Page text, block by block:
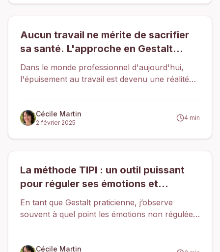
Aucun travail ne mérite de sacrifier
sa santé. L'approche en Gestalt
thérapie pour comprendre et
prévenir le burn-out.
Dans le monde professionnel d'aujourd'hui,
l'épuisement au travail est devenu une réalité
"burn-out", il existe une dynamique complexe,
profondément liée à nos émotions, nos
relations et nos mécanismes psychiques. La
Gestalt-thérapie, avec son approche holistique
et humaniste, peut apporter un éclairage
amorcer un chemin de guérison.
Cécile Martin
2 février 2025
4 min
La méthode TIPI : un outil puissant
pour réguler ses émotions et
prévenir le burn-out
En tant que Gestalt praticienne, j’observe
souvent à quel point les émotions non régulées
travail, dans nos relations ou dans notre bien-
être général. Un stress prolongé ou mal géré
Cécile Martin